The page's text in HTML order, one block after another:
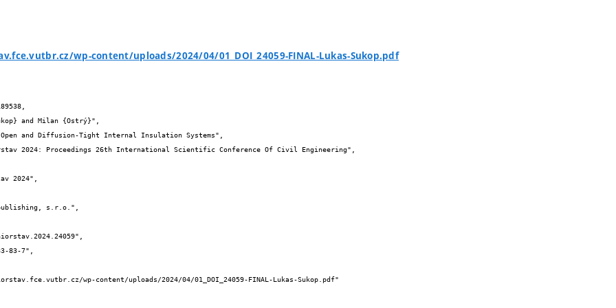
wp-content/uploads/2024/04/01_DOI_24059-FINAL-Lukas-Sukop.pdf